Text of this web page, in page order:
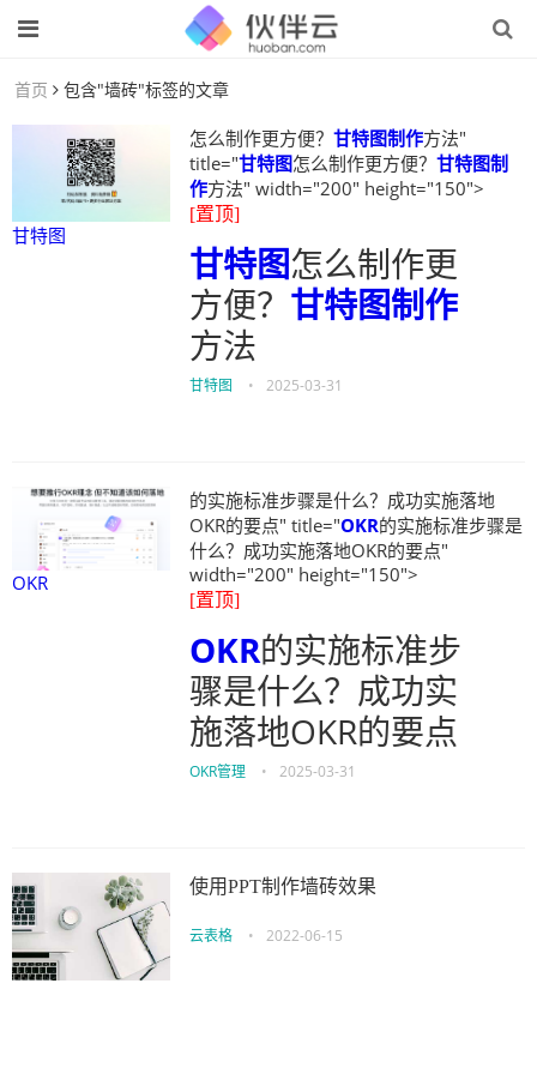
首页 包含"墙砖"标签的文章
甘特图
怎么制作更方便？ 甘特图制作方法"
title="甘特图怎么制作更方便？ 甘特图制
作方法" width="200" height="150">
[置顶]
甘特图怎么制作更
方便？ 甘特图制作
方法
甘特图 • 2025-03-31
OKR
的实施标准步骤是什么？成功实施落地
OKR的要点" title="OKR的实施标准步骤是
什么？成功实施落地OKR的要点"
width="200" height="150">
[置顶]
OKR的实施标准步
骤是什么？成功实
施落地OKR的要点
OKR管理 • 2025-03-31
使用PPT制作墙砖效果
云表格 • 2022-06-15